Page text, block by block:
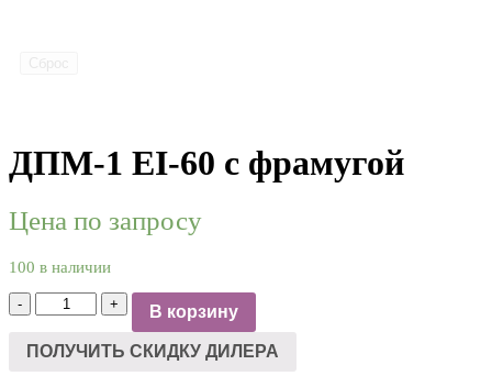
ДПМ-1 EI-60 с фрамугой
Цена по запросу
100 в наличии
-
Количество
товара
ДПМ-1
EI-
+ В корзину
ПОЛУЧИТЬ СКИДКУ ДИЛЕРА